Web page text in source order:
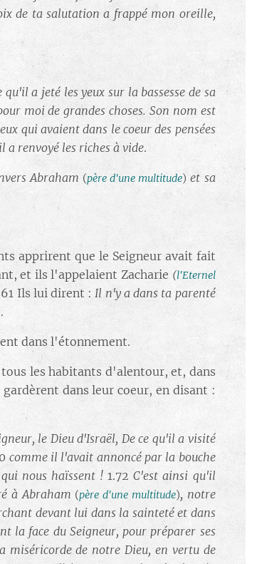
de ta salutation a frappé mon oreille,
qu'il a jeté les yeux sur la bassesse de sa
moi de grandes choses. Son nom est
qui avaient dans le coeur des pensées
a renvoyé les riches à vide.
Abraham (père d'une multitude) et sa
apprirent que le Seigneur avait fait
et ils l'appelaient Zacharie (l'Eternel
Ils lui dirent :Il n'y a dans ta parenté
dans l'étonnement.
les habitants d'alentour, et, dans
dans leur coeur, en disant :
le Dieu d'Israël, De ce qu'il a visité
comme il l'avait annoncé par la bouche
nous haïssent !1.72C'est ainsi qu'il
à Abraham (père d'une multitude), notre
devant lui dans la sainteté et dans
la face du Seigneur, pour préparer ses
miséricorde de notre Dieu, en vertu de